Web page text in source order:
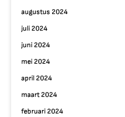
augustus 2024
juli 2024
juni 2024
mei 2024
april 2024
maart 2024
februari 2024